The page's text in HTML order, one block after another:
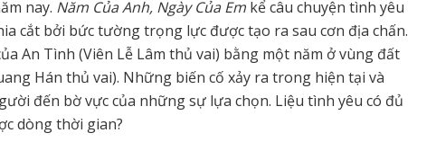
nay. Năm Của Anh, Ngày Của Em kể câu chuyện tình yêu
cắt bởi bức tường trọng lực được tạo ra sau cơn địa chấn.
An Tình (Viên Lễ Lâm thủ vai) bằng một năm ở vùng đất
Hán thủ vai). Những biến cố xảy ra trong hiện tại và
đến bờ vực của những sự lựa chọn. Liệu tình yêu có đủ
dòng thời gian?